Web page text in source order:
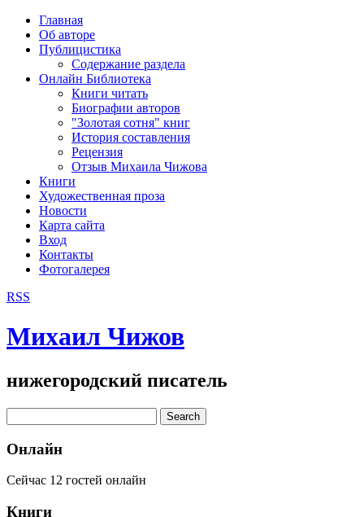
Главная
Об авторе
Публицистика
Содержание раздела
Онлайн Библиотека
Книги читать
Биографии авторов
"Золотая сотня" книг
История составления
Рецензия
Отзыв Михаила Чижова
Книги
Художественная проза
Новости
Карта сайта
Вход
Контакты
Фотогалерея
RSS
Михаил Чижов
нижегородский писатель
Онлайн
Сейчас 12 гостей онлайн
Книги